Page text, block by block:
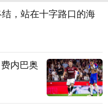
，站在十字路口的海
内巴奥